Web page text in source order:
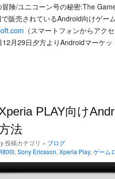
冒険/ユニコーン号の秘密:The
販売されているAndroid向けゲー
（スマートフォンからアク
月29日夕方よりAndroidマーケ
PLAY向け
法
投稿カテゴリ » ブログ
, Sony Ericsson, Xperia Play, ゲーム